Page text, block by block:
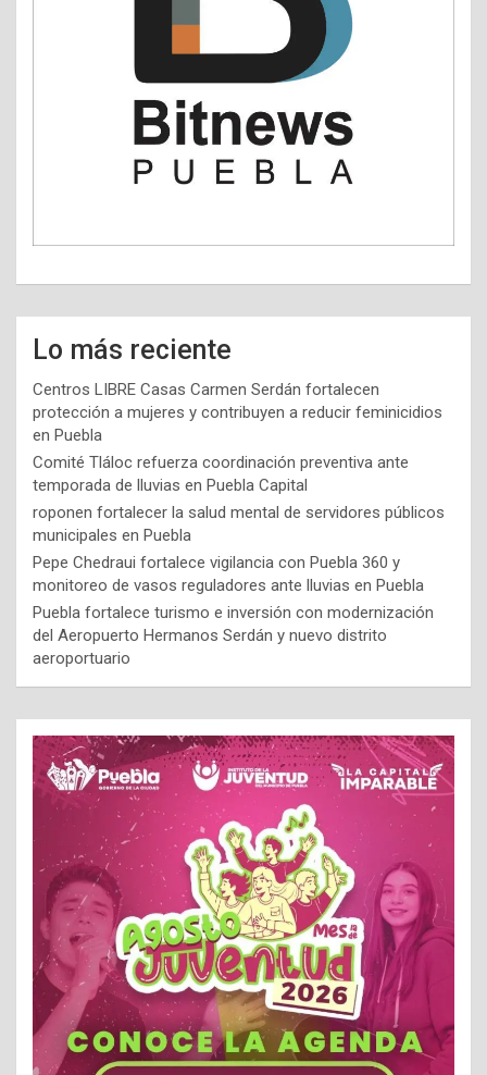
Lo más reciente
Centros LIBRE Casas Carmen Serdán fortalecen
protección a mujeres y contribuyen a reducir feminicidios
en Puebla
Comité Tláloc refuerza coordinación preventiva ante
temporada de lluvias en Puebla Capital
roponen fortalecer la salud mental de servidores públicos
municipales en Puebla
Pepe Chedraui fortalece vigilancia con Puebla 360 y
monitoreo de vasos reguladores ante lluvias en Puebla
Puebla fortalece turismo e inversión con modernización
del Aeropuerto Hermanos Serdán y nuevo distrito
aeroportuario